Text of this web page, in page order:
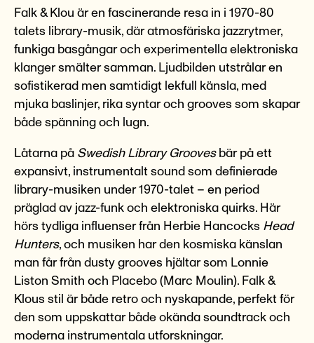
Falk & Klou är en fascinerande resa in i 1970-80
talets library-musik, där atmosfäriska jazzrytmer,
funkiga basgångar och experimentella elektroniska
klanger smälter samman. Ljudbilden utstrålar en
sofistikerad men samtidigt lekfull känsla, med
mjuka baslinjer, rika syntar och grooves som skapar
både spänning och lugn.
Låtarna på Swedish Library Groovesbär på ett
expansivt, instrumentalt sound som definierade
library-musiken under 1970-talet – en period
präglad av jazz-funk och elektroniska quirks. Här
hörs tydliga influenser från Herbie Hancocks Head
Hunters, och musiken har den kosmiska känslan
man får från dusty grooves hjältar som Lonnie
Liston Smith och Placebo (Marc Moulin). Falk &
Klous stil är både retro och nyskapande, perfekt för
den som uppskattar både okända soundtrack och
moderna instrumentala utforskningar.